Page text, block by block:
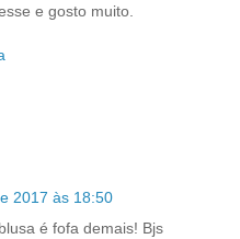
e gosto muito.
2017 às 18:50
é fofa demais! Bjs